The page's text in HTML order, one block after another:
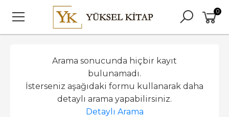
0
Arama sonucunda hiçbir kayıt
bulunamadı.
İsterseniz aşağıdaki formu kullanarak daha
detaylı arama yapabilirsiniz.
Detaylı Arama